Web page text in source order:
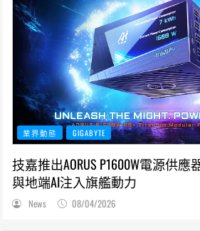
業界動態 GIGABYTE
技嘉推出AORUS P1600W電源供
與地端AI注入旗艦動力
News 08/04/2026